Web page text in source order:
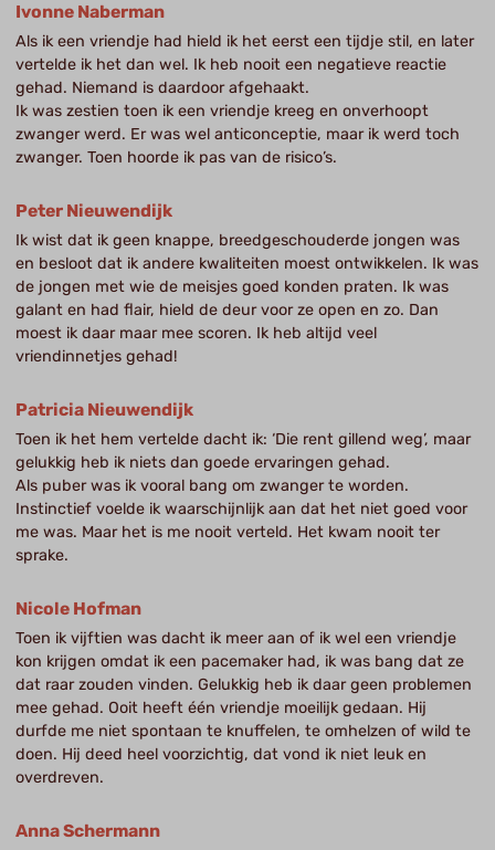
Ivonne Naberman
Als ik een vriendje had hield ik het eerst een tijdje stil, en later
vertelde ik het dan wel. Ik heb nooit een negatieve reactie
gehad. Niemand is daardoor afgehaakt.
Ik was zestien toen ik een vriendje kreeg en onverhoopt
zwanger werd. Er was wel anticonceptie, maar ik werd toch
zwanger. Toen hoorde ik pas van de risico’s.
Peter Nieuwendijk
Ik wist dat ik geen knappe, breedgeschouderde jongen was
en besloot dat ik andere kwaliteiten moest ontwikkelen. Ik was
de jongen met wie de meisjes goed konden praten. Ik was
galant en had flair, hield de deur voor ze open en zo. Dan
moest ik daar maar mee scoren. Ik heb altijd veel
vriendinnetjes gehad!
Patricia Nieuwendijk
Toen ik het hem vertelde dacht ik: ‘Die rent gillend weg’, maar
gelukkig heb ik niets dan goede ervaringen gehad.
Als puber was ik vooral bang om zwanger te worden.
Instinctief voelde ik waarschijnlijk aan dat het niet goed voor
me was. Maar het is me nooit verteld. Het kwam nooit ter
sprake.
Nicole Hofman
Toen ik vijftien was dacht ik meer aan of ik wel een vriendje
kon krijgen omdat ik een pacemaker had, ik was bang dat ze
dat raar zouden vinden. Gelukkig heb ik daar geen problemen
mee gehad. Ooit heeft één vriendje moeilijk gedaan. Hij
durfde me niet spontaan te knuffelen, te omhelzen of wild te
doen. Hij deed heel voorzichtig, dat vond ik niet leuk en
overdreven.
Anna Schermann